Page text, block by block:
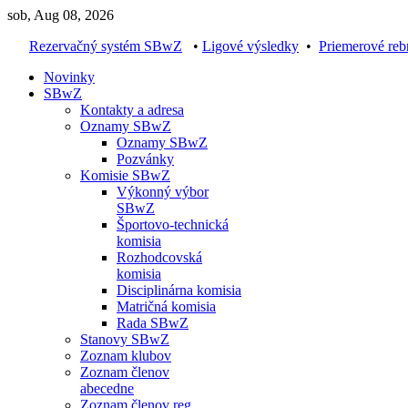
sob, Aug 08, 2026
Rezervačný systém SBwZ • Ligové výsledky • Priemerové
Novinky
SBwZ
Kontakty a adresa
Oznamy SBwZ
Oznamy SBwZ
Pozvánky
Komisie SBwZ
Výkonný výbor
SBwZ
Športovo-technická
komisia
Rozhodcovská
komisia
Disciplinárna komisia
Matričná komisia
Rada SBwZ
Stanovy SBwZ
Zoznam klubov
Zoznam členov
abecedne
Zoznam členov reg.